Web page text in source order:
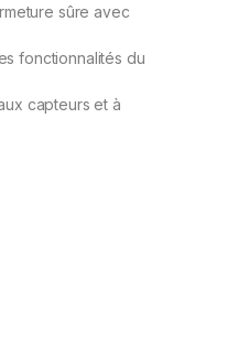
sûre avec
fonctionnalités du
capteurs et à